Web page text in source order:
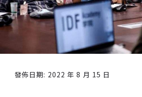
發佈日期: 2022 年 8 月 15 日